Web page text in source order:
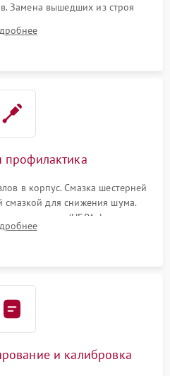
Замена вышедших из строя
аккумулятора, неисправного
Восстановление шлейфов и
профилактика
в корпус. Смазка шестерней
смазкой для снижения шума.
материалов (HEPA-фильтров,
фиксация разъемов и
и калибровка